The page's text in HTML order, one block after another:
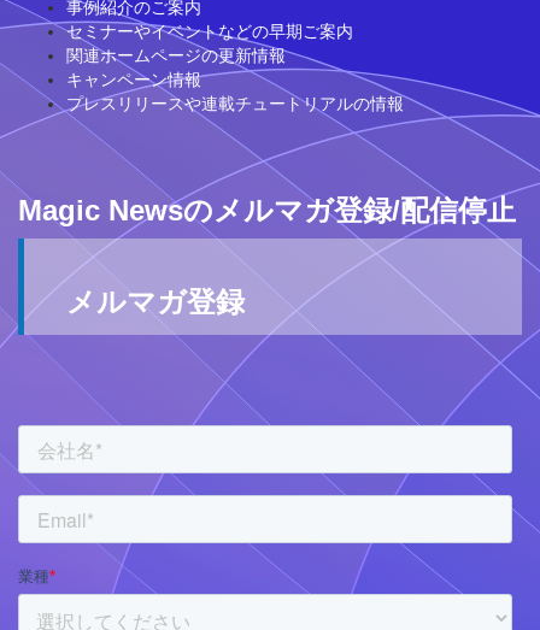
事例紹介のご案内
セミナーやイベントなどの早期ご案内
関連ホームページの更新情報
キャンペーン情報
プレスリリースや連載チュートリアルの情報
Magic Newsのメルマガ登録/配信停止
メルマガ登録